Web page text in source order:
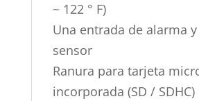
~ 122 ° F)
Una entrada de alarma
sensor
Ranura para tarjeta
incorporada (SD / SDHC)